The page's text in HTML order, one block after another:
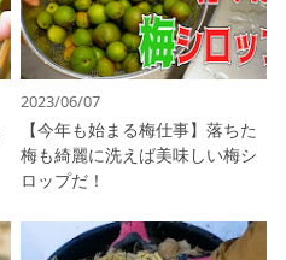
2023/06/07
【今年も始まる梅仕事】落ちた
梅も綺麗に洗えば美味しい梅シ
ロップだ！